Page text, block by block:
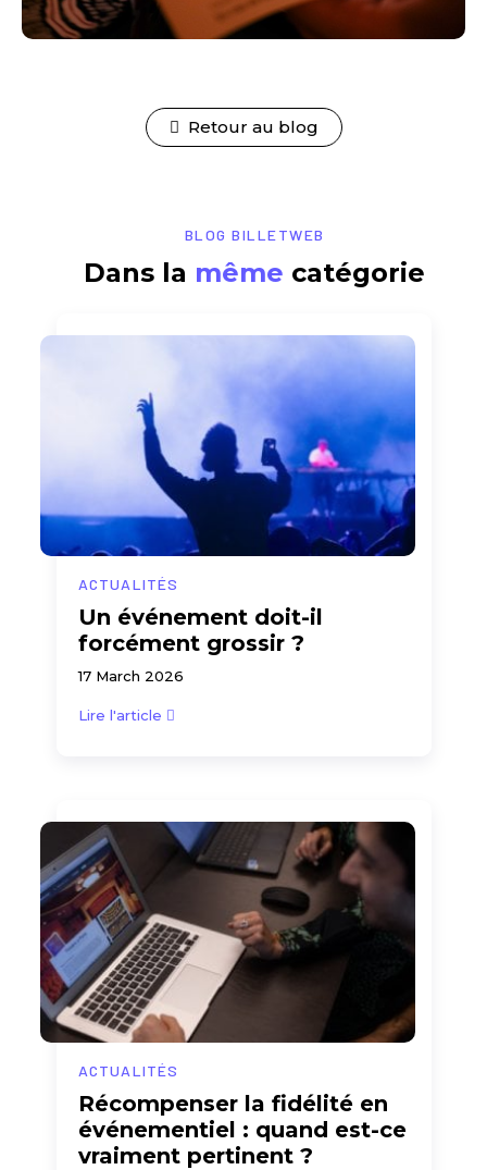
Retour au blog
BLOG BILLETWEB
Dans la même catégorie
ACTUALITÉS
Un événement doit-il
forcément grossir ?
17 March 2026
Lire l'article
ACTUALITÉS
Récompenser la fidélité en
événementiel : quand est-ce
vraiment pertinent ?